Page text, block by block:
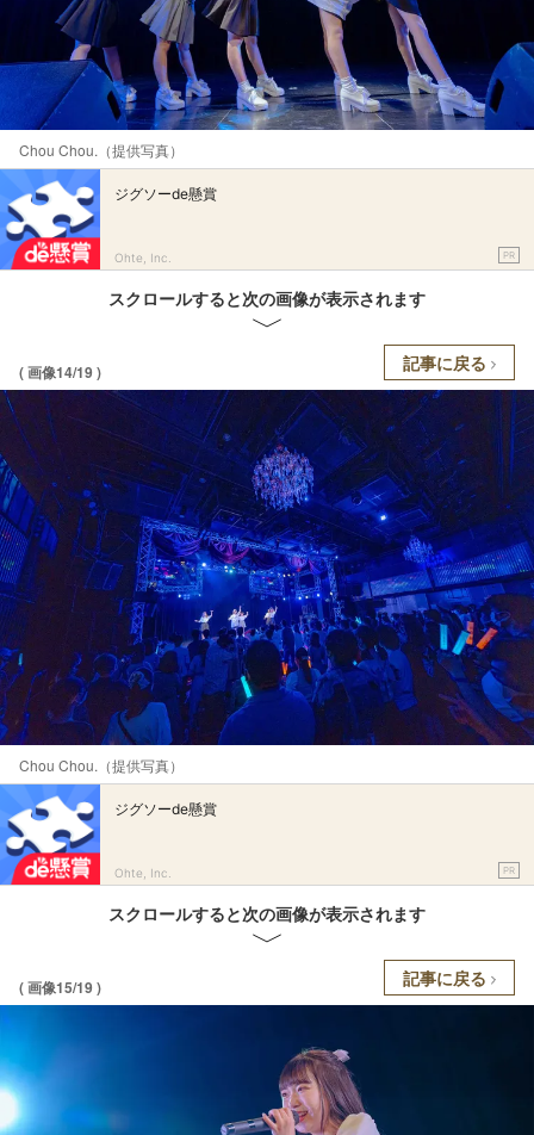
Chou Chou.（提供写真）
ジグソーde懸賞
Ohte, Inc. PR
スクロールすると次の画像が表示されます
( 画像14/19 ) 記事に戻る
Chou Chou.（提供写真）
ジグソーde懸賞
Ohte, Inc. PR
スクロールすると次の画像が表示されます
( 画像15/19 ) 記事に戻る